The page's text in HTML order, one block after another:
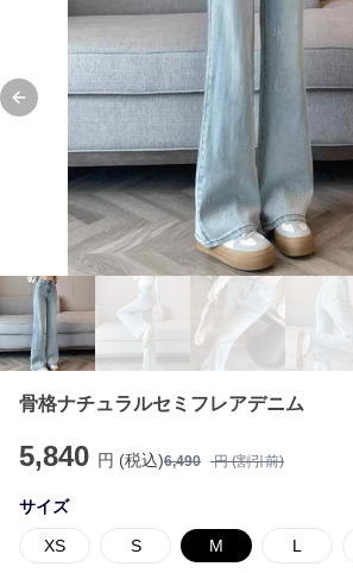
Previous slide
骨格ナチュラルセミフレアデニム
5,840 円 (税込)6,490 円 (割引前)
サイズ
XS S M L